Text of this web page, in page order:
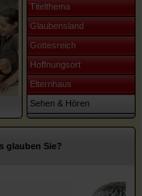
Titelthema
Glaubensland
Gottesreich
Hoffnungsort
Elternhaus
Sehen & Hören
glauben Sie?